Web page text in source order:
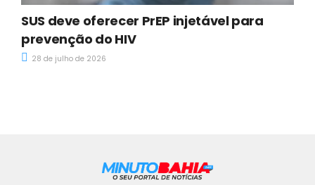
SUS deve oferecer PrEP injetável para
prevenção do HIV
28 de julho de 2026